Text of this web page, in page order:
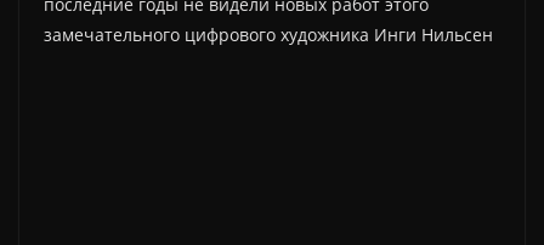
замечательного цифрового художника Инги Нильсен